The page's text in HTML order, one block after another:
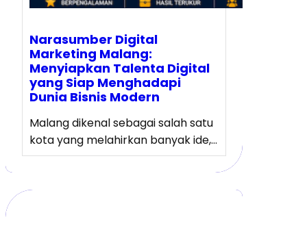
Narasumber Digital
Marketing Malang:
Menyiapkan Talenta Digital
yang Siap Menghadapi
Dunia Bisnis Modern
Malang dikenal sebagai salah satu
kota yang melahirkan banyak ide,…